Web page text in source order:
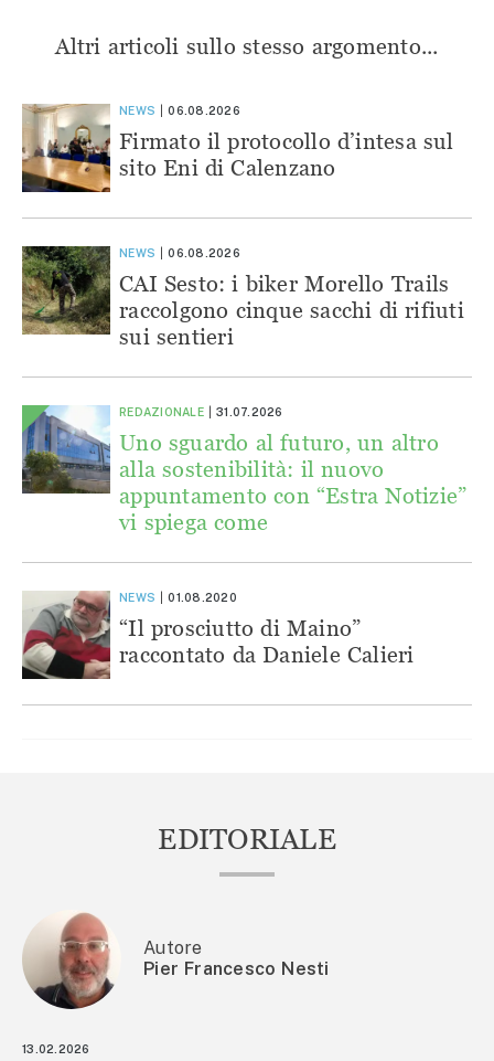
Altri articoli sullo stesso argomento...
NEWS 06.08.2026
Firmato il protocollo d’intesa sul
sito Eni di Calenzano
NEWS 06.08.2026
CAI Sesto: i biker Morello Trails
raccolgono cinque sacchi di rifiuti
sui sentieri
REDAZIONALE 31.07.2026
Uno sguardo al futuro, un altro
alla sostenibilità: il nuovo
appuntamento con “Estra Notizie”
vi spiega come
NEWS 01.08.2020
“Il prosciutto di Maino”
raccontato da Daniele Calieri
EDITORIALE
Autore
Pier Francesco Nesti
13.02.2026